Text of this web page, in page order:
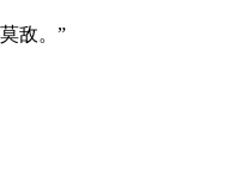
敌。”